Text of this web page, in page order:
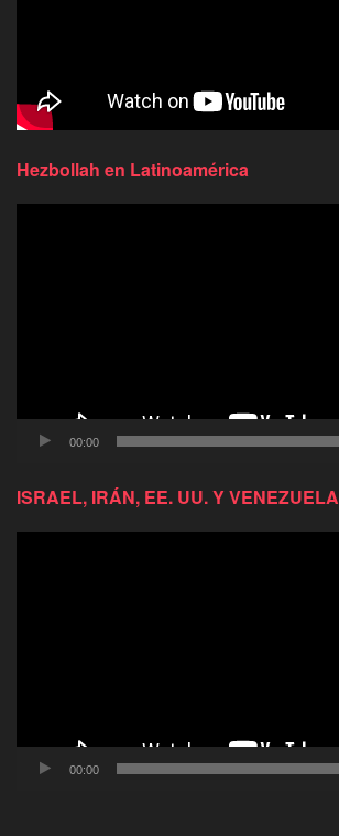
Hezbollah en Latinoamérica
00:00
ISRAEL, IRÁN, EE. UU. Y VENEZUELA
00:00